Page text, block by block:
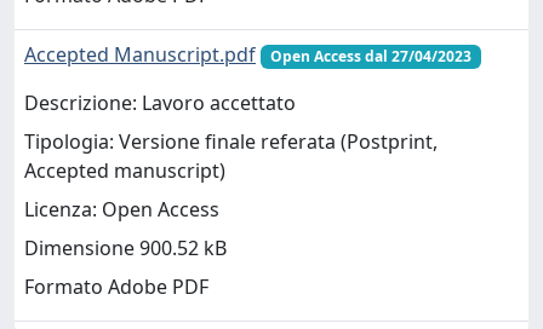
Accepted Manuscript.pdf Open Access dal 27/04/2023
Descrizione: Lavoro accettato
Tipologia: Versione finale referata (Postprint,
Accepted manuscript)
Licenza: Open Access
Dimensione 900.52 kB
Formato Adobe PDF